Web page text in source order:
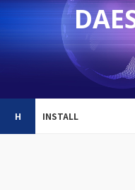
H INSTALL